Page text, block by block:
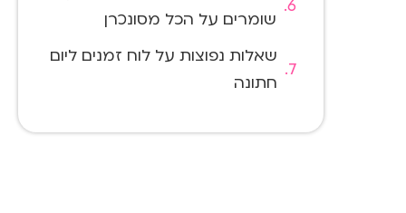
שומרים על הכל מסונכרן
שאלות נפוצות על לוח זמנים ליום
חתונה